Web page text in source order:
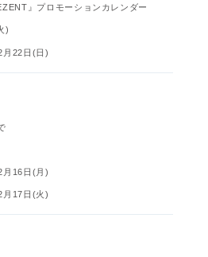
』プロモーションカレンダー
)
月22日(日)
月16日(月)
月17日(火)